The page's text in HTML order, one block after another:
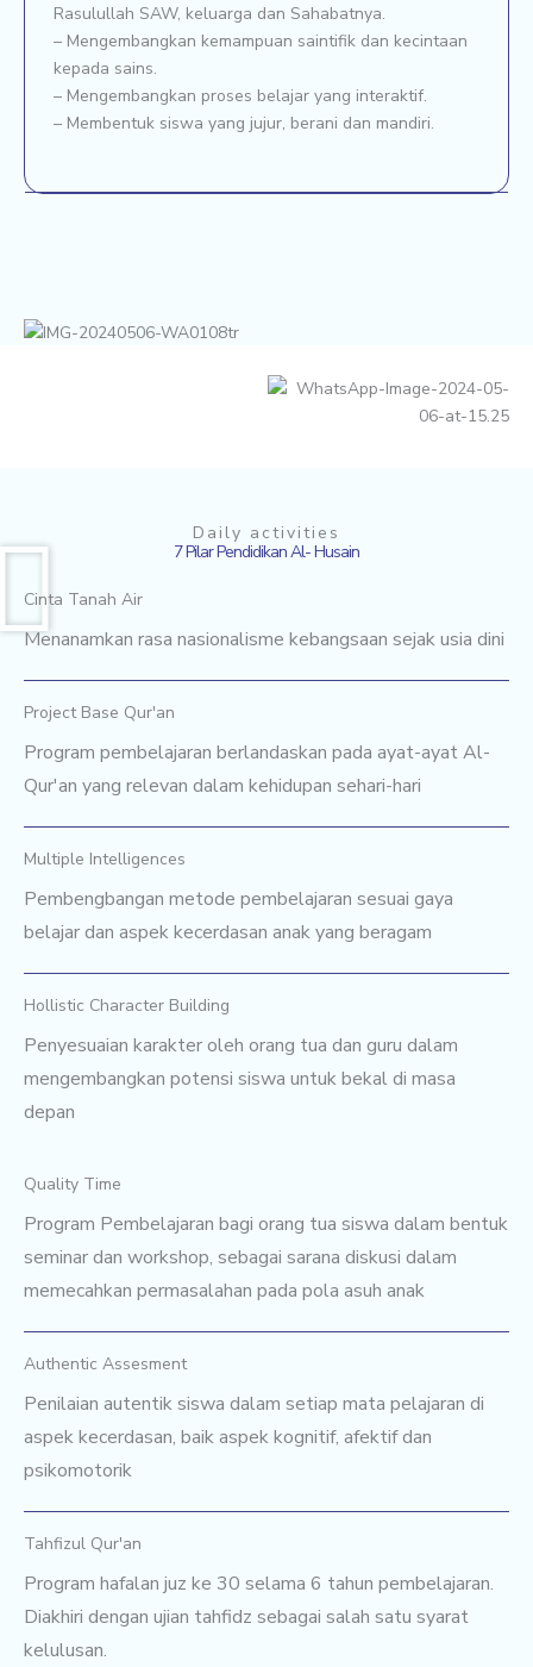
Rasulullah SAW, keluarga dan Sahabatnya.
– Mengembangkan kemampuan saintifik dan kecintaan
kepada sains.
– Mengembangkan proses belajar yang interaktif.
– Membentuk siswa yang jujur, berani dan mandiri.
Daily activities
7 Pilar Pendidikan Al- Husain
Cinta Tanah Air
Menanamkan rasa nasionalisme kebangsaan sejak usia dini
Project Base Qur'an
Program pembelajaran berlandaskan pada ayat-ayat Al-
Qur'an yang relevan dalam kehidupan sehari-hari
Multiple Intelligences
Pembengbangan metode pembelajaran sesuai gaya
belajar dan aspek kecerdasan anak yang beragam
Hollistic Character Building
Penyesuaian karakter oleh orang tua dan guru dalam
mengembangkan potensi siswa untuk bekal di masa
depan
Quality Time
Program Pembelajaran bagi orang tua siswa dalam bentuk
seminar dan workshop, sebagai sarana diskusi dalam
memecahkan permasalahan pada pola asuh anak
Authentic Assesment
Penilaian autentik siswa dalam setiap mata pelajaran di
aspek kecerdasan, baik aspek kognitif, afektif dan
psikomotorik
Tahfizul Qur'an
Program hafalan juz ke 30 selama 6 tahun pembelajaran.
Diakhiri dengan ujian tahfidz sebagai salah satu syarat
kelulusan.